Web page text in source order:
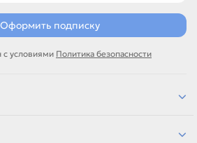
Оформить подписку
с условиями Политика безопасности